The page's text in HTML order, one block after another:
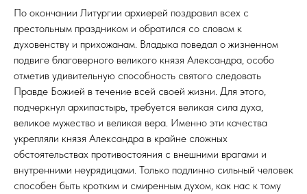
По окончании Литургии архиерей поздравил всех с
престольным праздником и обратился со словом к
духовенству и прихожанам. Владыка поведал о жизненном
подвиге благоверного великого князя Александра, особо
отметив удивительную способность святого следовать
Правде Божией в течение всей своей жизни. Для этого,
подчеркнул архипастырь, требуется великая сила духа,
великое мужество и великая вера. Именно эти качества
укрепляли князя Александра в крайне сложных
обстоятельствах противостояния с внешними врагами и
внутренними неурядицами. Только подлинно сильный человек
способен быть кротким и смиренным духом, как нас к тому